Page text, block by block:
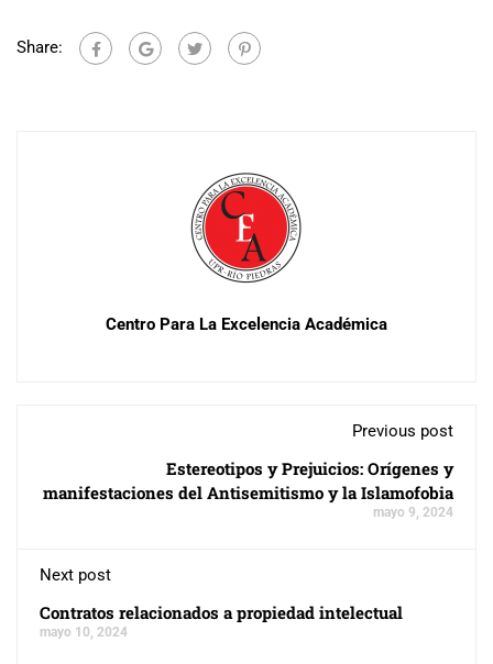
Share:
Centro Para La Excelencia Académica
Previous post
Estereotipos y Prejuicios: Orígenes y
manifestaciones del Antisemitismo y la Islamofobia
mayo 9, 2024
Next post
Contratos relacionados a propiedad intelectual
mayo 10, 2024